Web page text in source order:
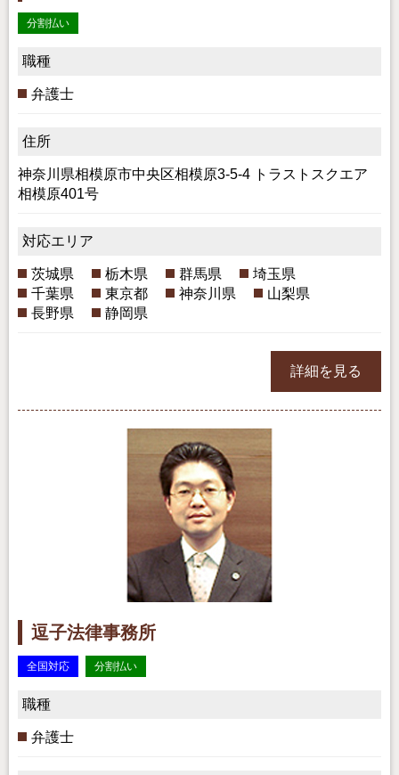
分割払い
職種
弁護士
住所
神奈川県相模原市中央区相模原3-5-4 トラストスクエア
相模原401号
対応エリア
茨城県 栃木県 群馬県
埼玉県
千葉県
東京都 神奈川県
山梨県
長野県
静岡県
詳細を見る
逗子法律事務所
全国対応 分割払い
職種
弁護士